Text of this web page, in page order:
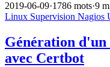
2019-06-09·1786 mots·9
Linux Supervision Nagios
Génération
avec Certbot